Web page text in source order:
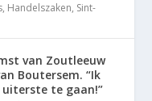
, Handelszaken, Sint-
van Zoutleeuw
Boutersem. “Ik
te gaan!”